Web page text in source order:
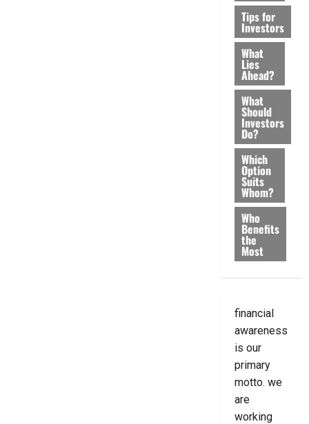
Tips for
Investors
What
Lies
Ahead?
What
Should
Investors
Do?
Which
Option
Suits
Whom?
Who
Benefits
the
Most
financial
awareness
is our
primary
motto. we
are
working